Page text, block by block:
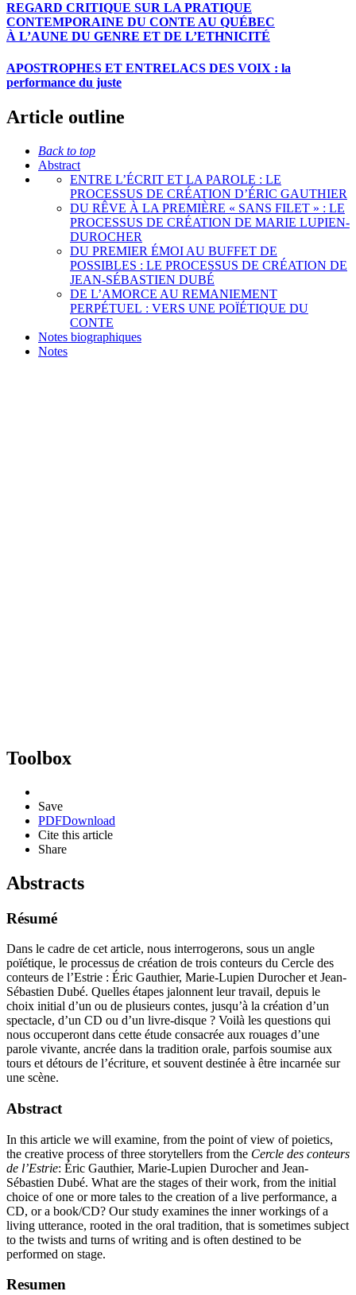
REGARD CRITIQUE SUR LA PRATIQUE
CONTEMPORAINE DU CONTE AU QUÉBEC
À L’AUNE DU GENRE ET DE L’ETHNICITÉ
APOSTROPHES ET ENTRELACS DES VOIX : la
performance du juste
Article outline
Back to top
Abstract
ENTRE L’ÉCRIT ET LA PAROLE : LE
PROCESSUS DE CRÉATION D’ÉRIC GAUTHIER
DU RÊVE À LA PREMIÈRE « SANS FILET » : LE
PROCESSUS DE CRÉATION DE MARIE LUPIEN-
DUROCHER
DU PREMIER ÉMOI AU BUFFET DE
POSSIBLES : LE PROCESSUS DE CRÉATION DE
JEAN-SÉBASTIEN DUBÉ
DE L’AMORCE AU REMANIEMENT
PERPÉTUEL : VERS UNE POÏÉTIQUE DU
CONTE
Notes biographiques
Notes
Toolbox
Save
PDFDownload
Cite this article
Share
Abstracts
Résumé
Dans le cadre de cet article, nous interrogerons, sous un angle
poïétique, le processus de création de trois conteurs du Cercle des
conteurs de l’Estrie : Éric Gauthier, Marie-Lupien Durocher et Jean-
Sébastien Dubé. Quelles étapes jalonnent leur travail, depuis le
choix initial d’un ou de plusieurs contes, jusqu’à la création d’un
spectacle, d’un CD ou d’un livre-disque ? Voilà les questions qui
nous occuperont dans cette étude consacrée aux rouages d’une
parole vivante, ancrée dans la tradition orale, parfois soumise aux
tours et détours de l’écriture, et souvent destinée à être incarnée sur
une scène.
Abstract
In this article we will examine, from the point of view of poietics,
the creative process of three storytellers from the Cercle des conteurs
de l’Estrie: Éric Gauthier, Marie-Lupien Durocher and Jean-
Sébastien Dubé. What are the stages of their work, from the initial
choice of one or more tales to the creation of a live performance, a
CD, or a book/CD? Our study examines the inner workings of a
living utterance, rooted in the oral tradition, that is sometimes subject
to the twists and turns of writing and is often destined to be
performed on stage.
Resumen